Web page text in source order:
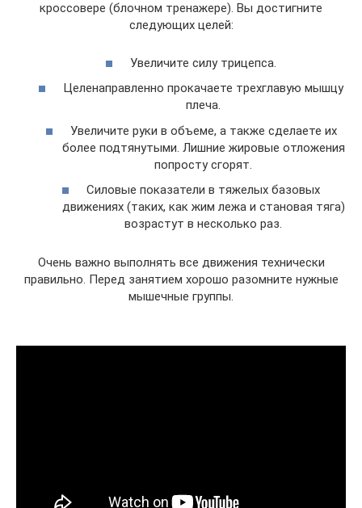
кроссовере (блочном тренажере). Вы достигните
следующих целей:
Увеличите силу трицепса.
Целенаправленно прокачаете трехглавую мышцу
плеча.
Увеличите руки в объеме, а также сделаете их
более подтянутыми. Лишние жировые отложения
попросту сгорят.
Силовые показатели в тяжелых базовых
движениях (таких, как жим лежа и становая тяга)
возрастут в несколько раз.
Очень важно выполнять все движения технически
правильно. Перед занятием хорошо разомните нужные
мышечные группы.